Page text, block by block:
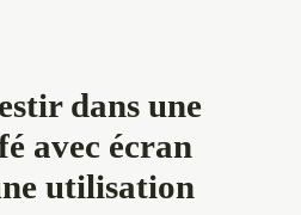
dans une
avec écran
utilisation